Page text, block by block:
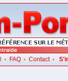
• FAQ• Contact•